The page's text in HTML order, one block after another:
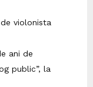
violonista
ani de
public”, la